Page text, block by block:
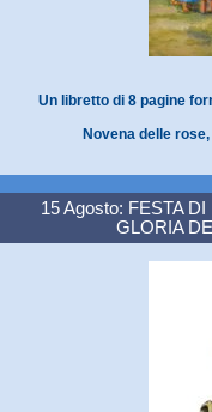
Un libretto di 8 pagine
Novena delle
15 Agosto: FESTA
GLORIA